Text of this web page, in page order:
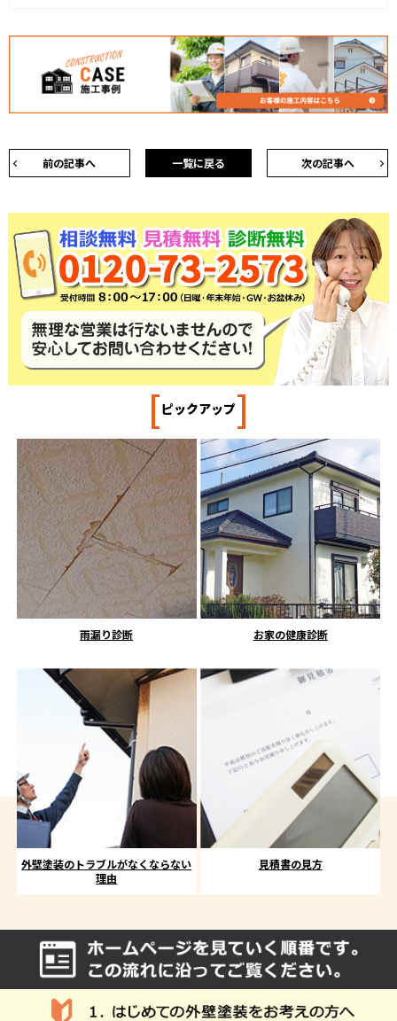
前の記事へ 次の記事へ
一覧に戻る
[ピックアップ]
雨漏り診断 お家の健康診断
外壁塗装のトラブルがなくならない
理由
見積書の見方